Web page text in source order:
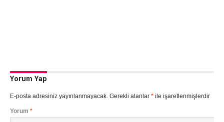
Yorum Yap
E-posta adresiniz yayınlanmayacak. Gerekli alanlar *ile işaretlenmişlerdir
Yorum *